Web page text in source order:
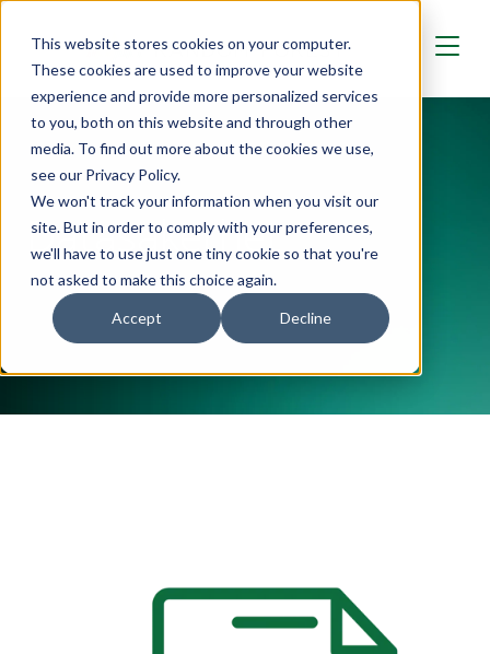
This website stores cookies on your computer.
These cookies are used to improve your website
experience and provide more personalized services
to you, both on this website and through other
media. To find out more about the cookies we use,
see our Privacy Policy.
We won't track your information when you visit our
site. But in order to comply with your preferences,
we'll have to use just one tiny cookie so that you're
not asked to make this choice again.
Accept Decline
Datasäkerhet